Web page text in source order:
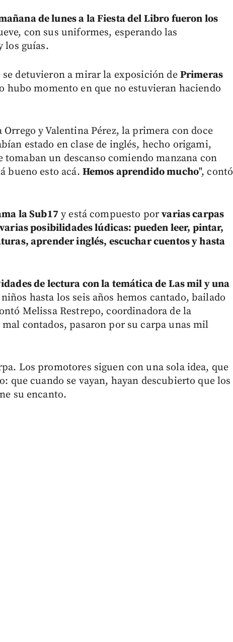
de lunes a la Fiesta del Libro fueron los
con sus uniformes, esperando las
los guías.
se detuvieron a mirar la exposición de Primeras
hubo momento en que no estuvieran haciendo
Orrego y Valentina Pérez, la primera con doce
estado en clase de inglés, hecho origami,
tomaban un descanso comiendo manzana con
bueno esto acá. Hemos aprendido mucho", contó
la Sub17 y está compuesto porvarias carpas
posibilidades lúdicas: pueden leer, pintar,
aprender inglés, escuchar cuentos y hasta
de lectura con la temática de Las mil y una
hasta los seis años hemos cantado, bailado
Melissa Restrepo, coordinadora de la
contados, pasaron por su carpa unas mil
Los promotores siguen con una sola idea, que
que cuando se vayan, hayan descubierto que los
su encanto.